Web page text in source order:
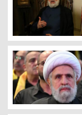
Neîm Qasim: Ji
Hizbullaha